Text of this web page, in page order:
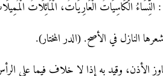
الْكَاسِيَاتُ الْعَارِيَاتُ، الْمَائِلَاتُ الْمُمِيلَاتُ،
النازل في الأصح. (الدر المختار).
وقيد به إذا لا خلاف فيما على الرأس. (رد